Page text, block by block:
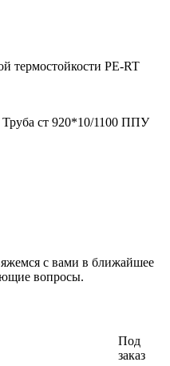
термостойкости PE-RT
ст 920*10/1100 ППУ
с вами в ближайшее
вопросы.
Под
заказ